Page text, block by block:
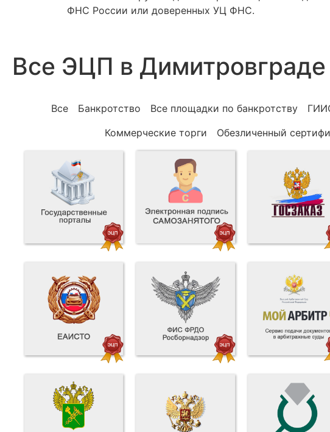
ФНС России или доверенных УЦ ФНС.
Все ЭЦП в Димитровграде
Все Банкротство Все площадки по банкротству
Коммерческие торги
Обезличенный